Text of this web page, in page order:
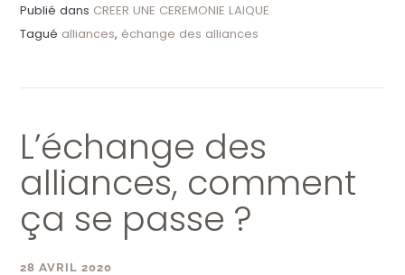
Publié dans CREER UNE CEREMONIE LAIQUE
Tagué alliances, échange des alliances
L’échange des
alliances, comment
ça se passe ?
28 AVRIL 2020